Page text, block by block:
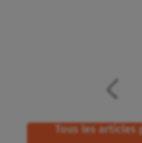
Tous les articles